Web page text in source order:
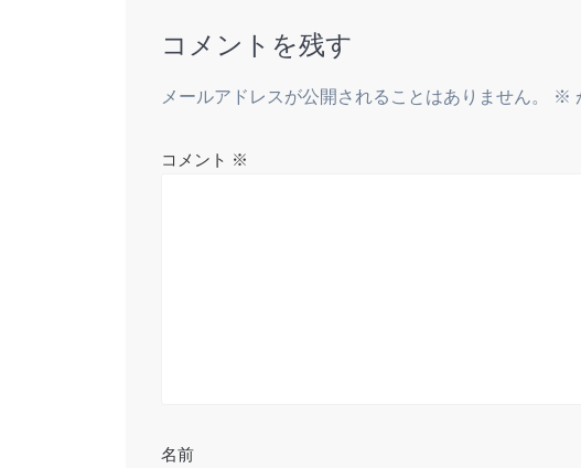
コメントを残す
メールアドレスが公開されることはありません。 ※
コメント ※
名前